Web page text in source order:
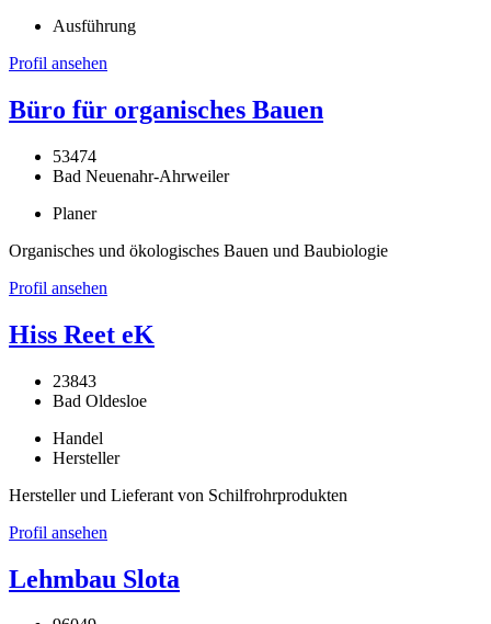
Ausführung
Profil ansehen
Büro für organisches Bauen
53474
Bad Neuenahr-Ahrweiler
Planer
Organisches und ökologisches Bauen und Baubiologie
Profil ansehen
Hiss Reet eK
23843
Bad Oldesloe
Handel
Hersteller
Hersteller und Lieferant von Schilfrohrprodukten
Profil ansehen
Lehmbau Slota